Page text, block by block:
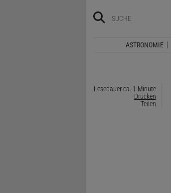
ASTRONOMIE
Lesedauer ca. 1 Minute
Drucken
Teilen